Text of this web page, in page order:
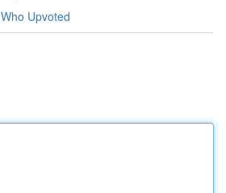
Who Upvoted